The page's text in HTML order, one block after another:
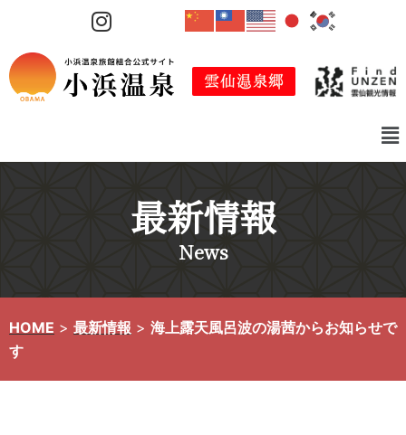
テ
ン
ス
最新情報
News
HOME > 最新情報 > 海上露天風呂波の湯茜からお知らせで
す